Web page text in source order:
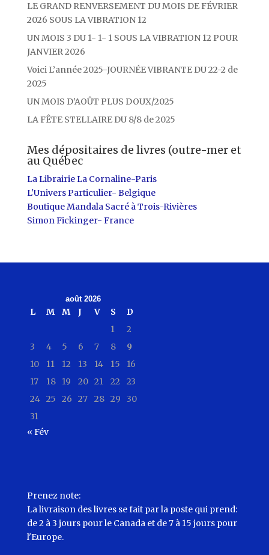
LE GRAND RENVERSEMENT DU MOIS DE FÉVRIER
2026 SOUS LA VIBRATION 12
UN MOIS 3 DU 1- 1- 1 SOUS LA VIBRATION 12 POUR
JANVIER 2026
Voici L’année 2025-JOURNÉE VIBRANTE DU 22-2 de
2025
UN MOIS D’AOÛT PLUS DOUX/2025
LA FÊTE STELLAIRE DU 8/8 de 2025
Mes dépositaires de livres (outre-mer et
au Québec
La Librairie La Cornaline-Paris
L'Univers Particulier- Belgique
Boutique Mandala Sacré à Trois-Rivières
Simon Fickinger- France
août 2026
L M M J V S
D
1
2
3
4 5 6 7 8
9
10
11 12 13 14 15
16
17
18 19 20 21 22
23
24 25 26 27 28 29
30
31
« Fév
Prenez note:
La livraison des livres se fait par la poste qui prend:
de 2 à 3 jours pour le Canada et de 7 à 15 jours pour
l'Europe.